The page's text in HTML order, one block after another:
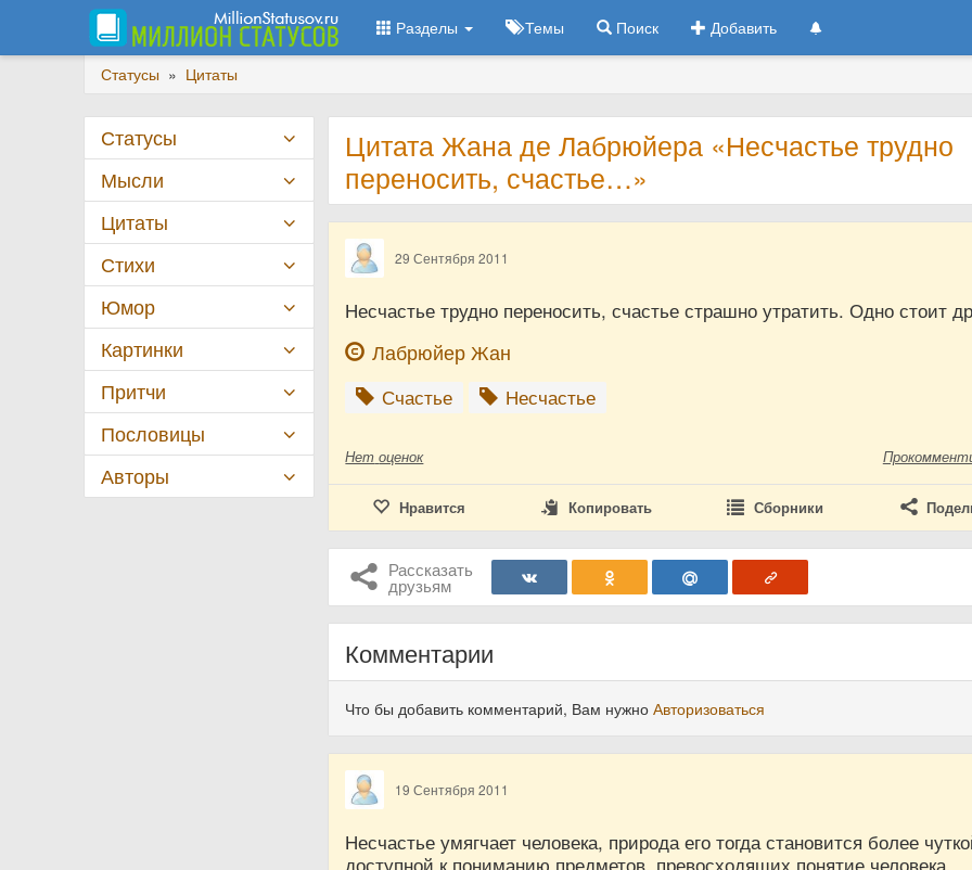
Разделы Темы Поиск Добавить
Статусы » Цитаты
Цитата Жана де Лабрюйера «Несчастье трудно
переносить, счастье…»
29 Сентября 2011
Несчастье трудно переносить, счастье страшно утратить. Одно стоит
Лабрюйер Жан
Счастье Несчастье
Нет оценок
Нравится Копировать Сборники
Рассказать
друзьям
Комментарии
Что бы добавить комментарий, Вам нужноАвторизоваться
19 Сентября 2011
Несчастье умягчает человека, природа его тогда становится более
доступной к пониманию предметов, превосходящих понятие человека,
Статусы
Мысли
Цитаты
Стихи
Юмор
Картинки
Притчи
Пословицы
Авторы